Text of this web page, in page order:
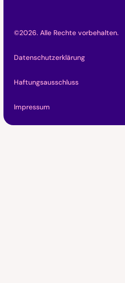
©2026. Alle Rechte vorbehalten.
Datenschutzerklärung
Haftungsausschluss
Impressum